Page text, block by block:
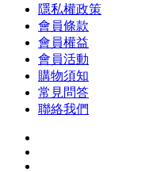
隱私權政策
會員條款
會員權益
會員活動
購物須知
常見問答
聯絡我們